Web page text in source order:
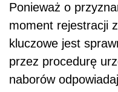
Ponieważ o
moment rejestracji
kluczowe jest
przez procedurę
naborów